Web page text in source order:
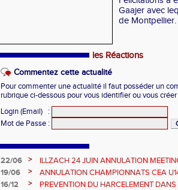
Gaajer avec
de Montpellier.
les Réactions
Commentez cette actualité
Pour commenter une actualité il faut posséder un
rubrique ci-dessous pour vous identifier ou vous
Login (Email)
:
Mot de Passe :
22/06 >
ILLZACH 24 JUIN ANNULATION
19/06
>
ANNULATION CHAMPIONNATS CEA
16/12
>
PREVENTION DU HARCELEMENT